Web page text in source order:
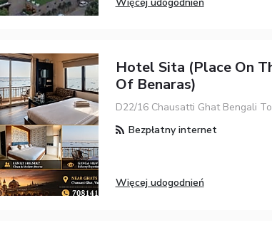
Hotel Sita (place On
Of Benaras)
D22/16 Chausatti Ghat Bengali
Bezpłatny internet
Więcej udogodnień